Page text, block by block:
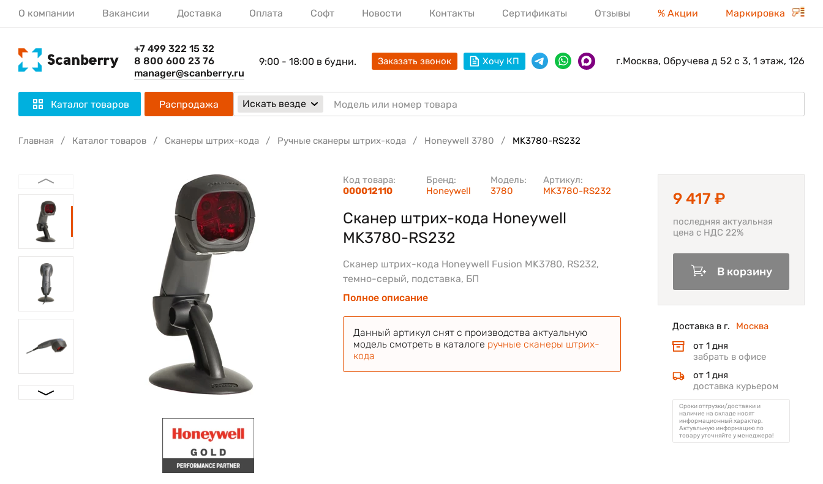
О компании Вакансии Доставка Оплата Софт Новости Контакты Сертификаты Отзывы % Акции Маркировка
+7 499 322 15 32
8 800 600 23 76
manager@scanberry.ru
9:00 - 18:00 в будни. Заказать звонок Хочу КП г.Москва, Обручева д 52 с 3, 1 этаж, 126
Каталог товаров Распродажа Искать везде
Главная Каталог товаров Сканеры штрих-кода Ручные сканеры штрих-кода Honeywell 3780 MK3780-RS232
Бренд:
Honeywell
Модель:
3780
Код товара:
000012110
Артикул:
MK3780-RS232
Сканер штрих-кода Honeywell
MK3780-RS232
Сканер штрих-кода Honeywell Fusion MK3780, RS232,
темно-серый, подставка, БП
Полное описание
Данный артикул снят с производства актуальную
модель смотреть в каталоге ручные сканеры штрих-
кода
9 417 ₽
последняя актуальная
цена с НДС 22%
В корзину
Доставка в г.
Москва
от 1 дня
забрать в офисе
от 1 дня
доставка курьером
Сроки отгрузки/доставки и
наличие на складе носят
информационный характер.
Актуальную информацию по
товару уточняйте у менеджера!